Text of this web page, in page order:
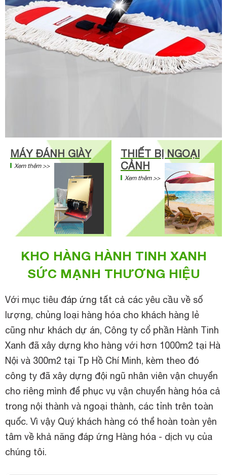
MÁY ĐÁNH GIÀY
Xem thêm >>
THIẾT BỊ NGOẠI
CẢNH
Xem thêm >>
KHO HÀNG HÀNH TINH XANH
SỨC MẠNH THƯƠNG HIỆU
Với mục tiêu đáp ứng tất cả các yêu cầu về số
lượng, chủng loại hàng hóa cho khách hàng lẻ
cũng như khách dự án, Công ty cổ phần Hành Tinh
Xanh đã xây dựng kho hàng với hơn 1000m2 tại Hà
Nội và 300m2 tại Tp Hồ Chí Minh, kèm theo đó
công ty đã xây dựng đội ngũ nhân viên vận chuyển
cho riêng mình để phục vụ vận chuyển hàng hóa cả
trong nội thành và ngoại thành, các tỉnh trên toàn
quốc. Vì vậy Quý khách hàng có thể hoàn toàn yên
tâm về khả năng đáp ứng Hàng hóa - dịch vụ của
chúng tôi.